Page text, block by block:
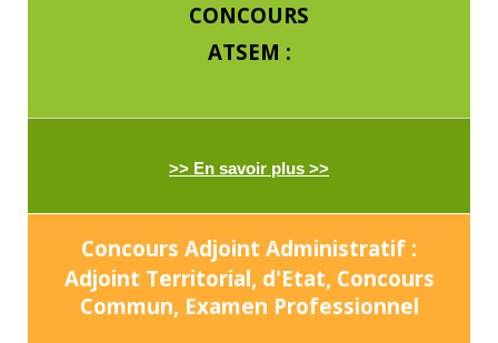
CONCOURS
ATSEM :
>> En savoir plus >>
Concours Adjoint Administratif :
Adjoint Territorial, d'Etat, Concours
Commun, Examen Professionnel